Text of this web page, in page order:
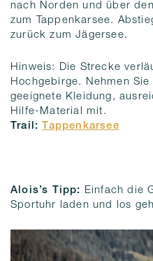
nach Norden und über
zum Tappenkarsee.
zurück zum Jägersee.
Hinweis: Die Strecke
Hochgebirge. Nehmen
geeignete Kleidung,
Hilfe-Material mit.
Trail:
Tappenkarsee
Alois’s Tipp: Einfach die
Sportuhr laden und los